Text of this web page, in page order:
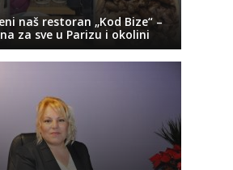
naš restoran „Kod Bize“ –
za sve u Parizu i okolini